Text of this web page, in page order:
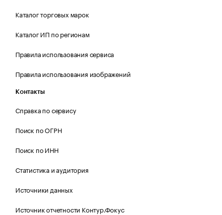
Каталог торговых марок
Каталог ИП по регионам
Правила использования сервиса
Правила использования изображений
Контакты
Справка по сервису
Поиск по ОГРН
Поиск по ИНН
Статистика и аудитория
Источники данных
Источник отчетности Контур.Фокус